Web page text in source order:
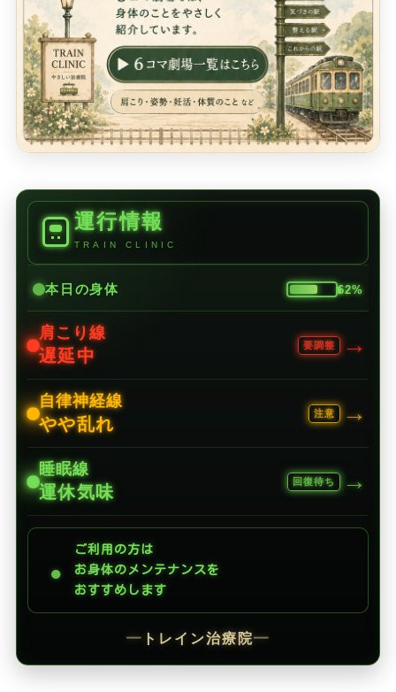
運行情報
TRAIN CLINIC
本日の身体 62%
肩こり線
遅延中
要調整 →
自律神経線
やや乱れ
注意 →
睡眠線
運休気味
回復待ち →
●
ご利用の方は
お身体のメンテナンスを
おすすめします
━ トレイン治療院━